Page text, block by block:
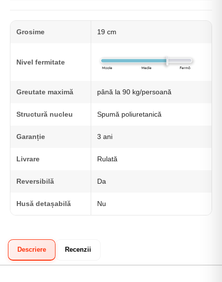
Grosime 19 cm
Nivel fermitate
Greutate maximă până la 90 kg/persoană
Structură nucleu Spumă poliuretanică
Garanție 3 ani
Livrare Rulată
Reversibilă Da
Husă detașabilă Nu
Descriere Recenzii